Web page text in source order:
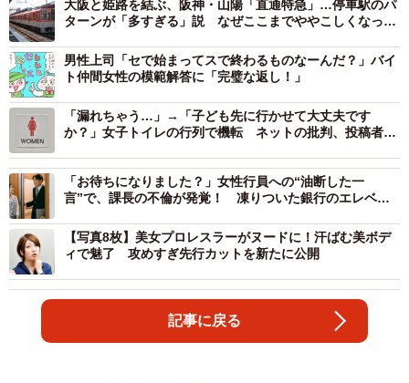
大阪と姫路を結ぶ、阪神・山陽「直通特急」…停車駅のパ
ターンが「多すぎる」説 なぜここまでややこしくなった
男性上司「セで始まってスで終わるものなーんだ？」バイ
ト仲間女性の模範解答に「完璧な返し！」
「漏れちゃう…」→「子ども先に行かせて大丈夫です
か？」女子トイレの行列で機転 ネットの批判、投稿者は
「お待ちになりました？」女性行員への“油断した一
言”で、課長の不倫が発覚！ 凍りついた銀行のエレベー
【写真8枚】美女プロレスラーがヌードに！汗ばむ美ボデ
ィで魅了 攻めすぎ先行カットを新たに公開
記事に戻る